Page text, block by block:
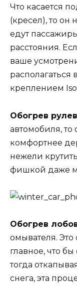
Что касается
(кресел), то он
едут
расстояния.
ваше
располагаться
креплением
Обогрев
автомобиля, то
комфортнее
нежели
фишкой даже
Обогрев
омывателя.
главное, что
тогда
снега, эта